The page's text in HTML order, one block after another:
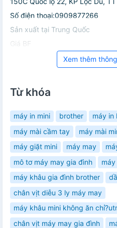
Số điện thoại:0909877266
Sản xuất tại Trung Quốc
Giá BF
Xem thêm
Từ khóa
máy in mini brother máy in
máy mài cầm tay
máy mài
máy giặt mini
máy may
mô tơ máy may gia đình
máy khâu gia đình brother
chân vịt diễu 3 ly máy may
máy khâu mini không ăn
chân vịt máy may gia đình